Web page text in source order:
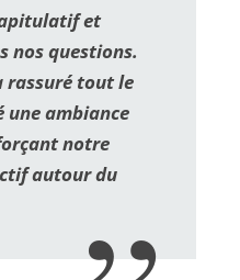
et
nos questions.
rassuré tout le
une ambiance
notre
autour du